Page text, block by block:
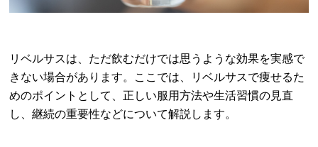
リベルサスは、ただ飲むだけでは思うような効果を実感で
きない場合があります。ここでは、リベルサスで痩せるた
めのポイントとして、正しい服用方法や生活習慣の見直
し、継続の重要性などについて解説します。